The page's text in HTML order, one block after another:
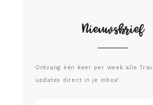
Nieuwsbrief
Ontvang één keer per week alle
updates direct in je inbox!